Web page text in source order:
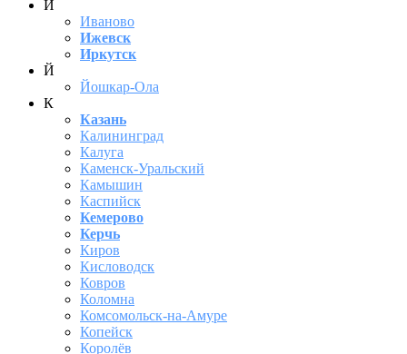
И
Иваново
Ижевск
Иркутск
Й
Йошкар-Ола
К
Казань
Калининград
Калуга
Каменск-Уральский
Камышин
Каспийск
Кемерово
Керчь
Киров
Кисловодск
Ковров
Коломна
Комсомольск-на-Амуре
Копейск
Королёв